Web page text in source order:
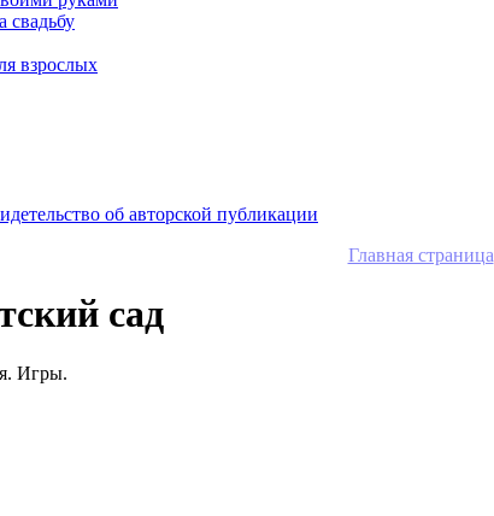
свадьбу
взрослых
об авторской публикации
Главная страница
сад
Игры.